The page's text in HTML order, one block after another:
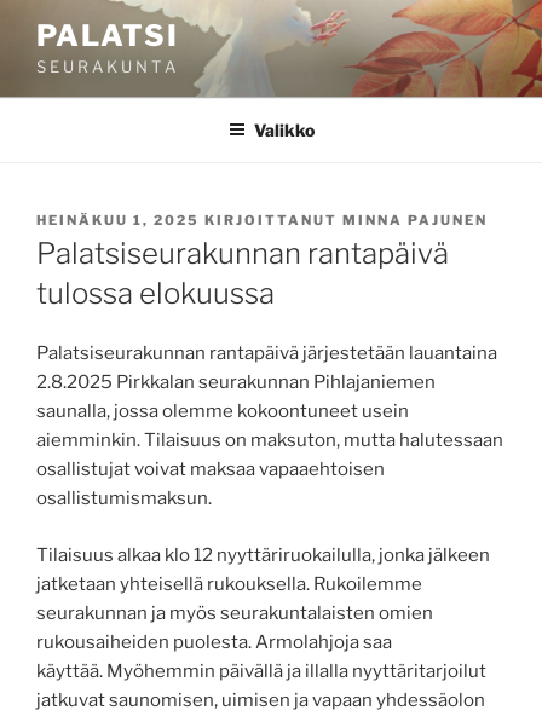
sisältöön
PALATSI
S E U R A K U N T A
Valikko
JULKAISTU
HEINÄKUU 1, 2025 KIRJOITTANUT MINNA PAJUNEN
Palatsiseurakunnan rantapäivä
tulossa elokuussa
Palatsiseurakunnan rantapäivä järjestetään lauantaina
2.8.2025 Pirkkalan seurakunnan Pihlajaniemen
saunalla, jossa olemme kokoontuneet usein
aiemminkin. Tilaisuus on maksuton, mutta halutessaan
osallistujat voivat maksaa vapaaehtoisen
osallistumismaksun.
Tilaisuus alkaa klo 12 nyyttäriruokailulla, jonka jälkeen
jatketaan yhteisellä rukouksella. Rukoilemme
seurakunnan ja myös seurakuntalaisten omien
rukousaiheiden puolesta. Armolahjoja saa
käyttää. Myöhemmin päivällä ja illalla nyyttäritarjoilut
jatkuvat saunomisen, uimisen ja vapaan yhdessäolon